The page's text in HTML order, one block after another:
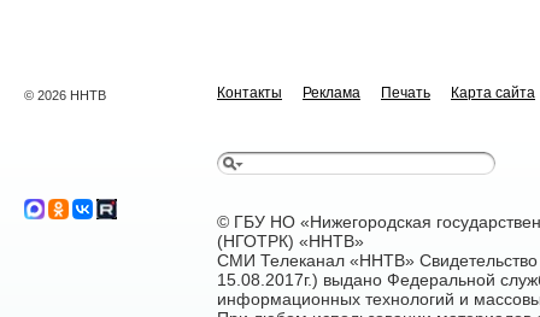
© 2026 ННТВ Контакты Реклама Печать Карта сайта
© ГБУ НО «Нижегородская
(НГОТРК) «ННТВ»
СМИ Телеканал «ННТВ»
15.08.2017г.) выдано Федеральной
информационных технологий и